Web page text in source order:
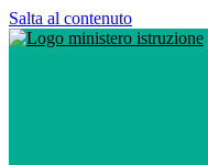
Salta al contenuto